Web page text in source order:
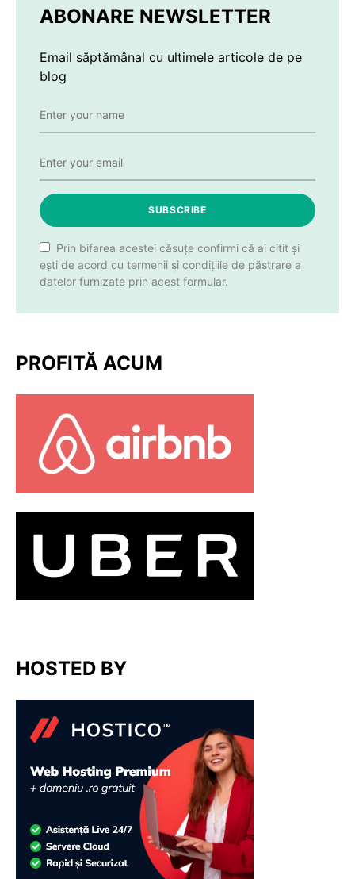
ABONARE NEWSLETTER
Email săptămânal cu ultimele articole de pe
blog
SUBSCRIBE
Prin bifarea acestei căsuțe confirmi că ai citit și
ești de acord cu termenii și condițiile de păstrare a
datelor furnizate prin acest formular.
PROFITĂ ACUM
HOSTED BY